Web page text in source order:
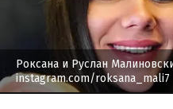
Роксана и Руслан
instagram.com/roksana_mali7